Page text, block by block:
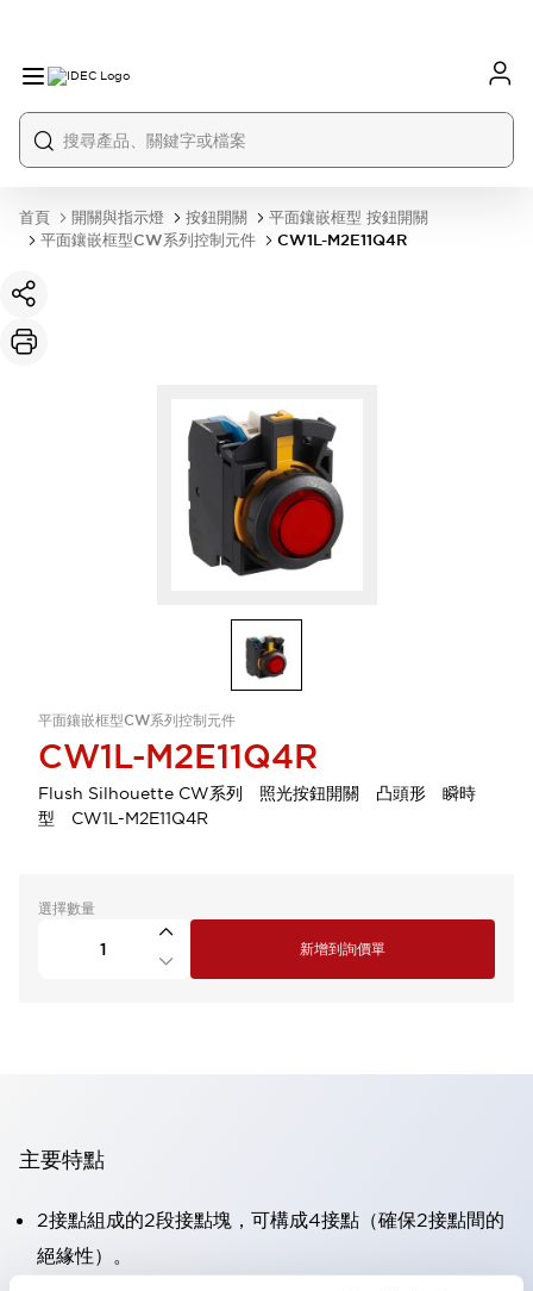
首頁 開關與指示燈 按鈕開關
平面鑲嵌框型 按鈕開關
平面鑲嵌框型CW系列控制元件
CW1L-M2E11Q4R
平面鑲嵌框型CW系列控制元件
CW1L-M2E11Q4R
Flush Silhouette CW系列 照光按鈕開關 凸頭形 瞬時
型 CW1L-M2E11Q4R
選擇數量
新增到詢價單
主要特點
2接點組成的2段接點塊，可構成4接點（確保2接點間的
絕緣性）。